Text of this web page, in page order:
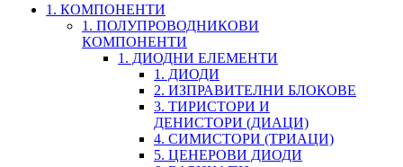
1. КОМПОНЕНТИ
1. ПОЛУПРОВОДНИКОВИ
КОМПОНЕНТИ
1. ДИОДНИ ЕЛЕМЕНТИ
1. ДИОДИ
2. ИЗПРАВИТЕЛНИ БЛОКОВЕ
3. ТИРИСТОРИ И
ДЕНИСТОРИ (ДИАЦИ)
4. СИМИСТОРИ (ТРИАЦИ)
5. ЦЕНЕРОВИ ДИОДИ